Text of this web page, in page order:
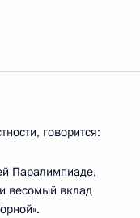
говорится:
Паралимпиаде,
весомый вклад